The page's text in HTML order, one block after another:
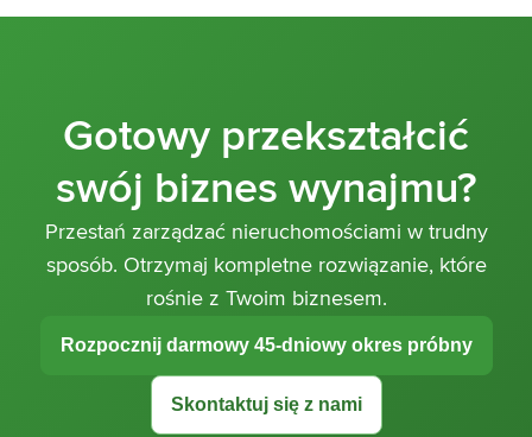
Gotowy przekształcić
swój biznes wynajmu?
Przestań zarządzać nieruchomościami w trudny
sposób. Otrzymaj kompletne rozwiązanie, które
rośnie z Twoim biznesem.
Rozpocznij darmowy 45-dniowy okres próbny
Skontaktuj się z nami